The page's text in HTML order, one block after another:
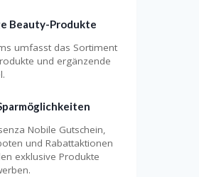
Beauty-Produkte
umfasst das Sortiment
und ergänzende
Nobile Gutschein,
und Rabattaktionen
exklusive Produkte